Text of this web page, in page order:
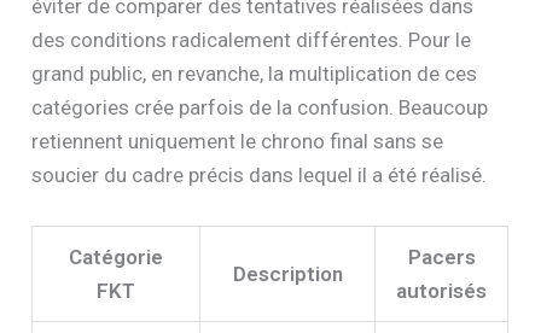
éviter de comparer des tentatives réalisées dans
des conditions radicalement différentes. Pour le
grand public, en revanche, la multiplication de ces
catégories crée parfois de la confusion. Beaucoup
retiennent uniquement le chrono final sans se
soucier du cadre précis dans lequel il a été réalisé.
Catégorie
FKT
Description
Pacers
autorisés